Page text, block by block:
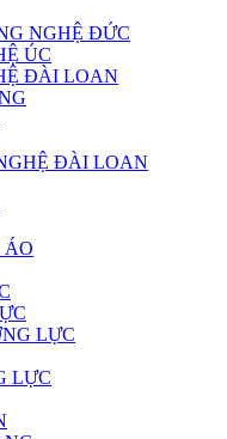
NGHỆ ĐỨC
ÚC
ĐÀI LOAN
ĐÀI LOAN
ÁO
LỰC
LỰC